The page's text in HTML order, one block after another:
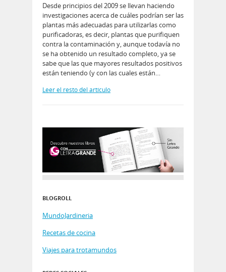
Desde principios del 2009 se llevan haciendo
investigaciones acerca de cuáles podrían ser las
plantas más adecuadas para utilizarlas como
purificadoras, es decir, plantas que purifiquen
contra la contaminación y, aunque todavía no
se ha obtenido un resultado completo, ya se
sabe que las que mayores resultados positivos
están teniendo (y con las cuales están…
Leer el resto del artículo
BLOGROLL
MundoJardineria
Recetas de cocina
Viajes para trotamundos